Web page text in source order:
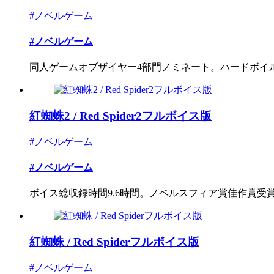
#ノベルゲーム
#ノベルゲーム
同人ゲームオブザイヤー4部門ノミネート。ハードボイ
紅蜘蛛2 / Red Spider2フルボイス版
#ノベルゲーム
#ノベルゲーム
ボイス総収録時間9.6時間。ノベルスフィア賞佳作賞受
紅蜘蛛 / Red Spiderフルボイス版
#ノベルゲーム